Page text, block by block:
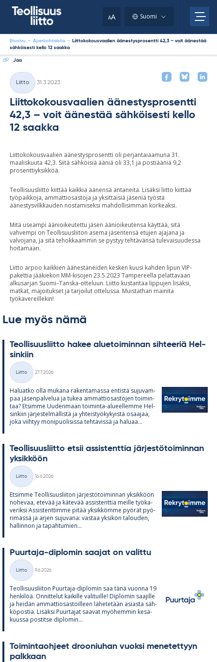
AA Suomi
Etusivu - Ajankohtaista -
Liittokokousvaalien äänestysprosentti 42,3 – voit äänestää
sähköisesti kello 12 saakka
Jaa
Kategoriat
Liitto
31.3.2023
Liittokokousvaalien äänestysprosentti
42,3 – voit äänestää sähköisesti kello
12 saakka
Liittokokousvaalien äänestysprosentti oli perjantaiaamuna 31.
maaliskuuta 42,3. Siitä sähköisiä ääniä oli 33,1 ja postiääniä 9,2
prosenttiyksikköä.
Teollisuusliitto kiittää kaikkia äänensä antaneita. Lisäksi liitto kiittää
työpaikkoja, ammattiosastoja ja yksittäisiä jäseniä työstä
äänestysvilkkauden nostamiseksi mahdollisimman korkeaksi.
Mitä useampi äänioikeutettu jäsen äänioikeutensa käyttää, sitä
vahvempi on Teollisuusliiton asema jäsentensä etujen ajajana ja
valvojana, ja sitä tehokkaammin se pystyy tehtävänsä tulevaisuudessa
hoitamaan.
Liitto arpoo kaikkien äänestäneiden kesken kuusi kahden lipun VIP-
pakettia jääkiekon MM-kisojen 23.5.2023 Tampereella pelattavaan
alkusarjan Suomi–Tanska-otteluun. Liitto kustantaa lippujen lisäksi,
matkat, majoitukset ja tarjoilut ottelussa. Muistathan mainita
työkavereillekin!
Lue myös nämä
Teol­li­suus­liitto ha­kee alue­toi­min­nan sih­tee­riä Hel­
sin­kiin
Kategoriat
Liitto
27.7.2026
Ha­luatko olla mu­kana ra­ken­ta­massa en­tistä su­ju­vam­
paa jä­sen­pal­ve­lua ja tu­kea am­mat­tio­sas­to­jen toi­min­
taa? Et­simme Uu­den­maan toi­minta-alu­eel­lemme Hel­
sin­kiin jär­jes­tel­mäl­listä ja yh­teis­työ­ky­kyistä osaa­jaa,
joka viih­tyy mo­ni­puo­li­sissa teh­tä­vissä ja ha­luaa...
Teol­li­suus­liitto et­sii as­sis­tent­tia jär­jes­tö­toi­min­nan
yk­sik­köön
Kategoriat
Liitto
16.6.2026
Et­simme Teol­li­suus­lii­ton jär­jes­tö­toi­min­nan yk­sik­köön
no­he­vaa, ete­vää ja kä­te­vää as­sis­tent­tia meille työ­ka­
ve­riksi As­sis­tent­timme pi­tää yk­sik­kömme pyö­rät pyö­
ri­mässä ja ar­jen su­ju­vana: vas­taa yk­si­kön ta­lou­den,
hal­lin­non ja ta­pah­tu­mien...
Puur­taja-diplo­min saa­jat on va­littu
Kategoriat
Liitto
9.6.2026
Teol­li­suus­lii­ton Puur­taja-diplo­min saa tänä vuonna 19
hen­ki­löä. On­nit­te­lut kai­kille va­li­tuille! Diplo­min saa­jille
ja hei­dän am­mat­tio­sas­toil­leen lä­he­te­tään asiasta säh­
kö­pos­tia. Li­säksi Puur­ta­jat saa­vat myö­hem­min ke­sä­
kuussa pos­titse diplo­min...
Toi­min­taoh­jeet droo­niu­han vuoksi me­ne­tet­tyyn
palk­kaan
clipboard.)